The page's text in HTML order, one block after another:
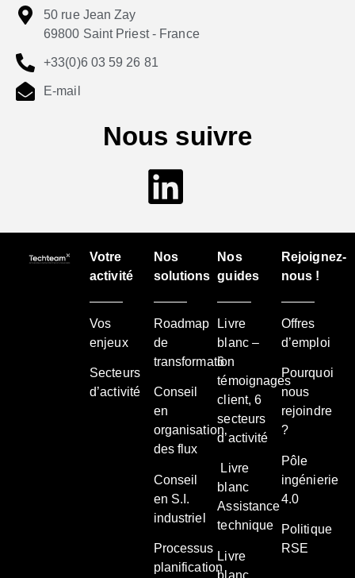
50 rue Jean Zay
69800 Saint Priest - France
+33(0)6 03 59 26 81
E-mail
Nous suivre
Votre
activité
Vos
enjeux
Secteurs
d’activité
Nos
solutions
Roadmap
de
transformation
Conseil
en
organisation
des flux
Conseil
en S.I.
industriel
Processus
planification
Nos
guides
Livre
blanc –
6
témoignages
client, 6
secteurs
d’activité
Livre
blanc
Assistance
technique
Livre
blanc
Rejoignez-
nous !
Offres
d’emploi
Pourquoi
nous
rejoindre
?
Pôle
ingénierie
4.0
Politique
RSE